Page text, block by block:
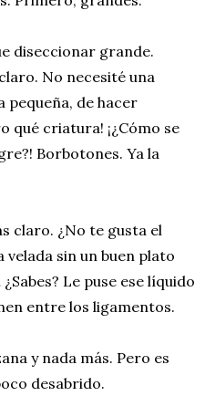
diseccionar grande.
No necesité una
pequeña, de hacer
qué criatura! ¡¿Cómo se
Borbotones. Ya la
claro. ¿No te gusta el
velada sin un buen plato
Le puse ese líquido
entre los ligamentos.
y nada más. Pero es
desabrido.